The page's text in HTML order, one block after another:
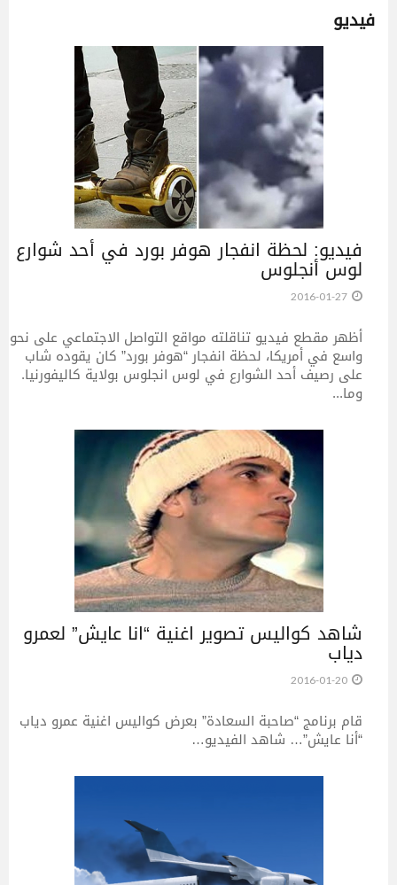
فيديو
فيديو: لحظة انفجار هوفر بورد في أحد شوارع
لوس أنجلوس
2016-01-27
أظهر مقطع فيديو تناقلته مواقع التواصل الاجتماعي على نحو
واسع في أمريكا، لحظة انفجار “هوفر بورد” كان يقوده شاب
على رصيف أحد الشوارع في لوس انجلوس بولاية كاليفورنيا.
وما...
شاهد كواليس تصوير اغنية “انا عايش” لعمرو
دياب
2016-01-20
قام برنامج “صاحبة السعادة” بعرض كواليس اغنية عمرو دياب
“أنا عايش”… شاهد الفيديو…